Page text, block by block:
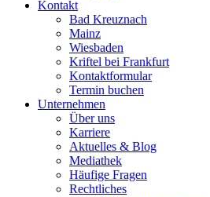
Kontakt
Bad Kreuznach
Mainz
Wiesbaden
Kriftel bei Frankfurt
Kontaktformular
Termin buchen
Unternehmen
Über uns
Karriere
Aktuelles & Blog
Mediathek
Häufige Fragen
Rechtliches